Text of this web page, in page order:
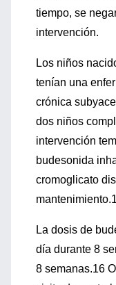
tiempo, se
intervención.
Los niños
tenían una
crónica
dos niños
intervención
budesonida
cromoglicato
La dosis de
día durante 8
8 semanas.16